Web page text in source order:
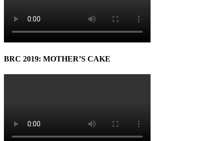
BRC 2019: MOTHER’S CAKE